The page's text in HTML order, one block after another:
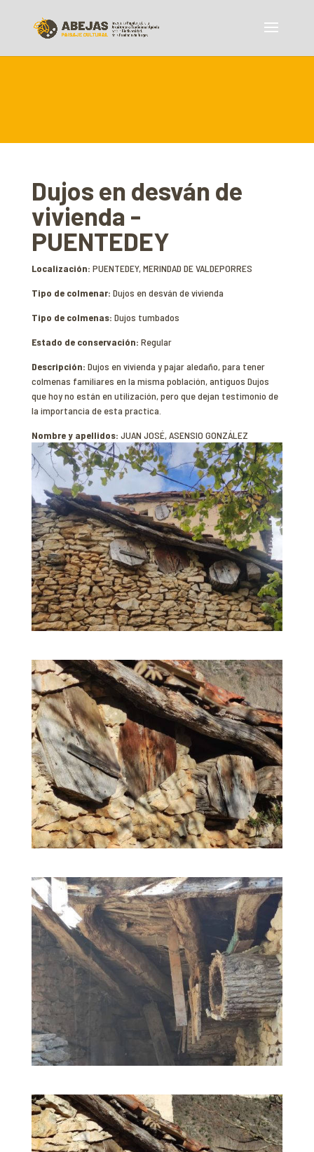
Dujos en desván de
vivienda -
PUENTEDEY
Localización: PUENTEDEY, MERINDAD DE VALDEPORRES
Tipo de colmenar: Dujos en desván de vivienda
Tipo de colmenas: Dujos tumbados
Estado de conservación: Regular
Descripción: Dujos en vivienda y pajar aledaño, para tener
colmenas familiares en la misma población, antiguos Dujos
que hoy no están en utilización, pero que dejan testimonio de
la importancia de esta practica.
Nombre y apellidos: JUAN JOSÉ, ASENSIO GONZÁLEZ